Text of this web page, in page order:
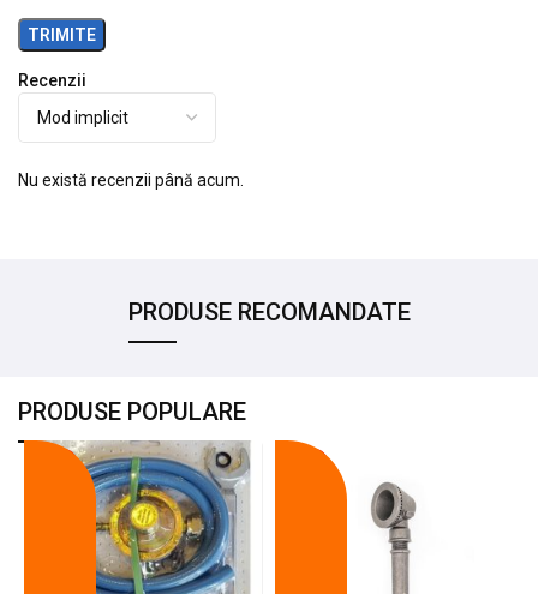
Recenzii
Nu există recenzii până acum.
PRODUSE RECOMANDATE
PRODUSE POPULARE